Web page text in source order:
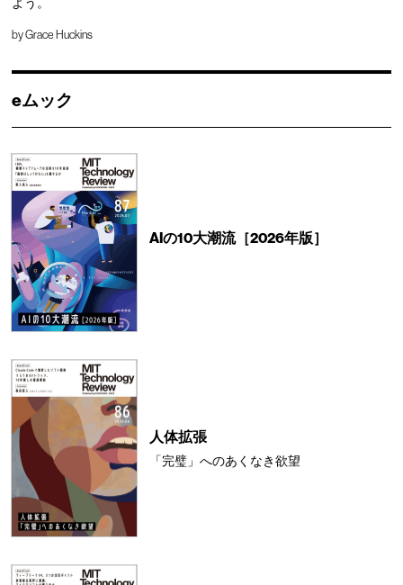
よう。
byGrace Huckins
eムック
AIの10大潮流［2026年版］
人体拡張
「完璧」へのあくなき欲望